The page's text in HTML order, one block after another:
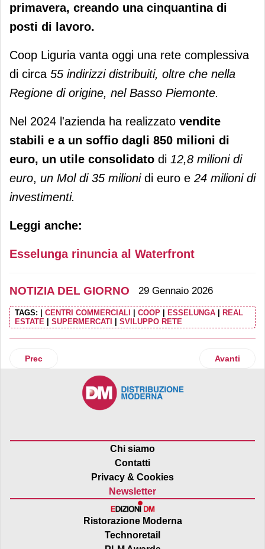
primavera, creando una cinquantina di
posti di lavoro.
Coop Liguria vanta oggi una rete complessiva
di circa 55 indirizzi distribuiti, oltre che nella
Regione di origine, nel Basso Piemonte.
Nel 2024 l'azienda ha realizzato vendite
stabili e a un soffio dagli 850 milioni di
euro, un utile consolidato di 12,8 milioni di
euro, un Mol di 35 milionidi euro e 24 milioni di
investimenti.
Leggi anche:
Esselunga rinuncia al Waterfront
NOTIZIA DEL GIORNO 29 Gennaio 2026
TAGS: | CENTRI COMMERCIALI | COOP | ESSELUNGA | REAL
ESTATE | SUPERMERCATI | SVILUPPO RETE
Articolo precedente: Primark fa 21 mercati geografici con
Prec Articolo
Avanti
Chi siamo
Contatti
Privacy & Cookies
Newsletter
Ristorazione Moderna
Technoretail